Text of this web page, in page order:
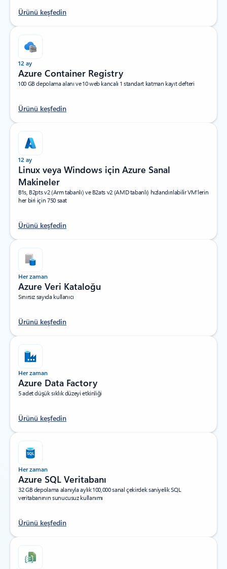
Ürünü keşfedin
12 ay
Azure Container Registry
100 GB depolama alanı ve 10 web kancalı 1 standart katman kayıt defteri
Ürünü keşfedin
12 ay
Linux veya Windows için Azure Sanal
Makineler
B1s, B2pts v2 (Arm tabanlı) ve B2ats v2 (AMD tabanlı) hızlandırılabilir VM'lerin
her biri için 750 saat
Ürünü keşfedin
Her zaman
Azure Veri Kataloğu
Sınırsız sayıda kullanıcı
Ürünü keşfedin
Her zaman
Azure Data Factory
5 adet düşük sıklık düzeyi etkinliği
Ürünü keşfedin
Her zaman
Azure SQL Veritabanı
32 GB depolama alanıyla aylık 100,000 sanal çekirdek saniyelik SQL
veritabanının sunucusuz kullanımı
Ürünü keşfedin